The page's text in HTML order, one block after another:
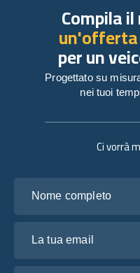
Ci vorrà
Compila
per un
Progettato su
nei tuoi